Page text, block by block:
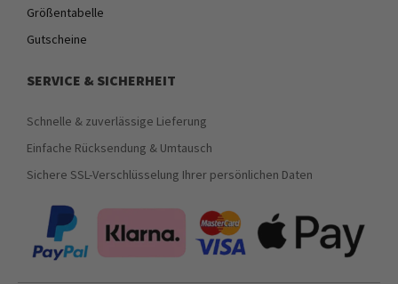
Größentabelle
Gutscheine
SERVICE & SICHERHEIT
Schnelle & zuverlässige Lieferung
Einfache Rücksendung & Umtausch
Sichere SSL-Verschlüsselung Ihrer persönlichen Daten